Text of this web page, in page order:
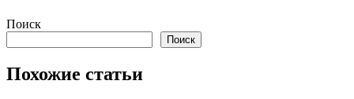
Перейти
содержимому
Поиск
Поиск
Похожие статьи